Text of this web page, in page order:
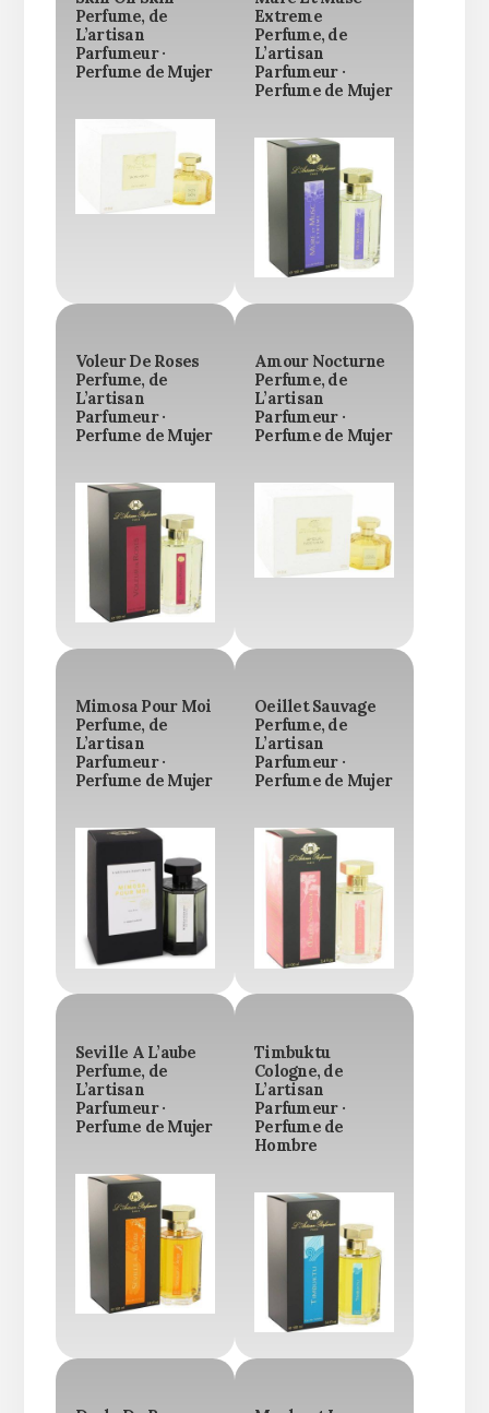
Perfume, de
L’artisan
Parfumeur ·
Perfume de Mujer
Extreme
Perfume, de
L’artisan
Parfumeur ·
Perfume de Mujer
Voleur De Roses
Perfume, de
L’artisan
Parfumeur ·
Perfume de Mujer
Amour Nocturne
Perfume, de
L’artisan
Parfumeur ·
Perfume de Mujer
Mimosa Pour Moi
Perfume, de
L’artisan
Parfumeur ·
Perfume de Mujer
Oeillet Sauvage
Perfume, de
L’artisan
Parfumeur ·
Perfume de Mujer
Seville A L’aube
Perfume, de
L’artisan
Parfumeur ·
Perfume de Mujer
Timbuktu
Cologne, de
L’artisan
Parfumeur ·
Perfume de
Hombre